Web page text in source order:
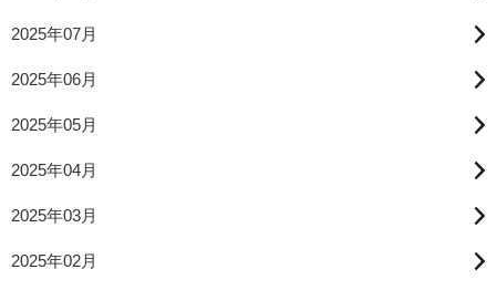
2025年07月
2025年06月
2025年05月
2025年04月
2025年03月
2025年02月